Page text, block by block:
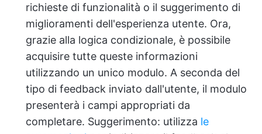
richieste di funzionalità o il suggerimento di
miglioramenti dell'esperienza utente. Ora,
grazie alla logica condizionale, è possibile
acquisire tutte queste informazioni
utilizzando un unico modulo. A seconda del
tipo di feedback inviato dall'utente, il modulo
presenterà i campi appropriati da
completare. Suggerimento: utilizza le